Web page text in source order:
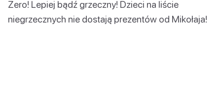
Zero! Lepiej bądź grzeczny! Dzieci na liście
niegrzecznych nie dostają prezentów od Mikołaja!